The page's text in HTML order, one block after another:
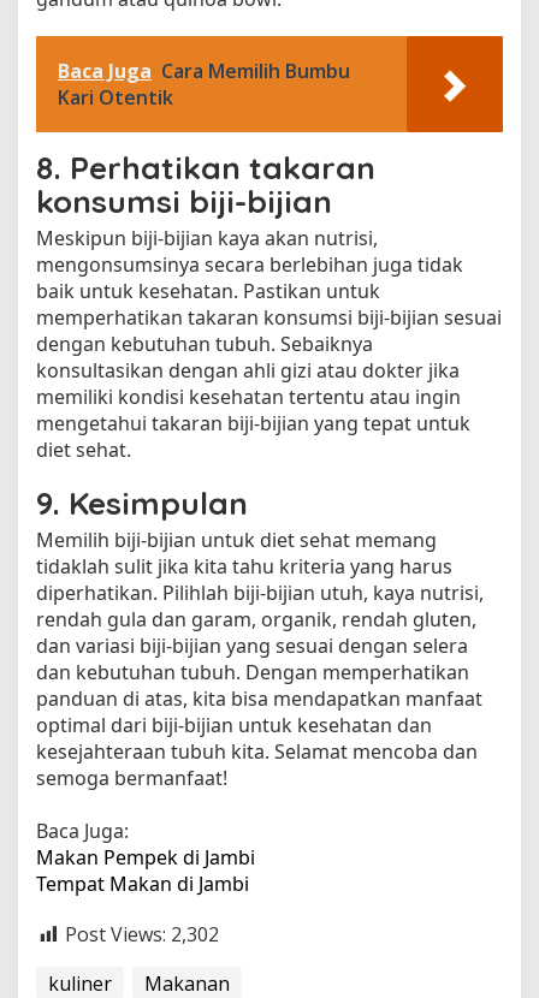
Baca Juga Cara Memilih Bumbu
Kari Otentik
8. Perhatikan takaran
konsumsi biji-bijian
Meskipun biji-bijian kaya akan nutrisi,
mengonsumsinya secara berlebihan juga tidak
baik untuk kesehatan. Pastikan untuk
memperhatikan takaran konsumsi biji-bijian sesuai
dengan kebutuhan tubuh. Sebaiknya
konsultasikan dengan ahli gizi atau dokter jika
memiliki kondisi kesehatan tertentu atau ingin
mengetahui takaran biji-bijian yang tepat untuk
diet sehat.
9. Kesimpulan
Memilih biji-bijian untuk diet sehat memang
tidaklah sulit jika kita tahu kriteria yang harus
diperhatikan. Pilihlah biji-bijian utuh, kaya nutrisi,
rendah gula dan garam, organik, rendah gluten,
dan variasi biji-bijian yang sesuai dengan selera
dan kebutuhan tubuh. Dengan memperhatikan
panduan di atas, kita bisa mendapatkan manfaat
optimal dari biji-bijian untuk kesehatan dan
kesejahteraan tubuh kita. Selamat mencoba dan
semoga bermanfaat!
Baca Juga:
Makan Pempek di Jambi
Tempat Makan di Jambi
Post Views: 2,302
kuliner
Makanan